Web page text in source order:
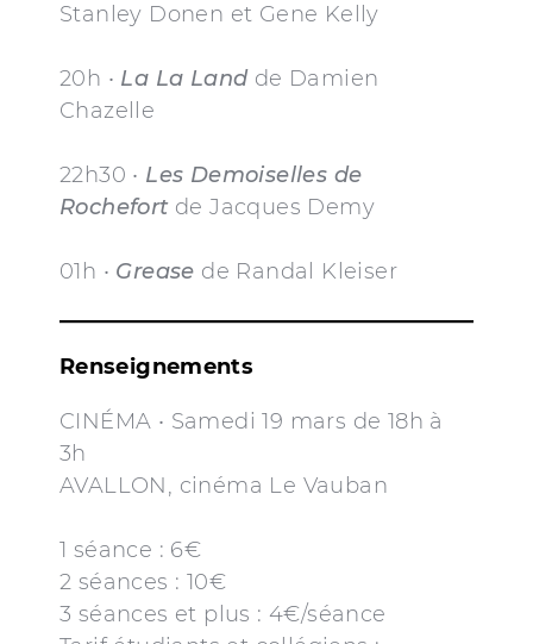
Stanley Donen et Gene Kelly
20h • La La Land de Damien
Chazelle
22h30 • Les Demoiselles de
Rochefortde Jacques Demy
01h • Grease de Randal Kleiser
Renseignements
CINÉMA • Samedi 19 mars de 18h à
3h
AVALLON, cinéma Le Vauban
1 séance : 6€
2 séances : 10€
3 séances et plus : 4€/séance